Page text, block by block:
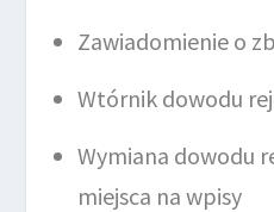
Zawiadomienie o
Wtórnik dowodu
Wymiana dowodu
miejsca na wpisy